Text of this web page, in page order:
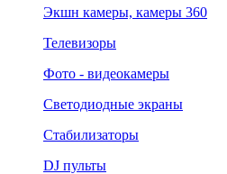
Экшн камеры, камеры 360
Телевизоры
Фото - видеокамеры
Светодиодные экраны
Стабилизаторы
DJ пульты